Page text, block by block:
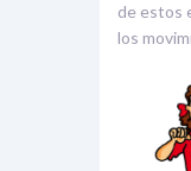
de estos
los